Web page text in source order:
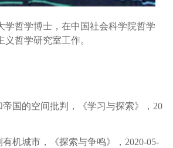
学哲学博士，在中国社会科学院哲学
哲学研究室工作。
国的空间批判，《学习与探索》， 20
机城市，《探索与争鸣》， 2020-05-